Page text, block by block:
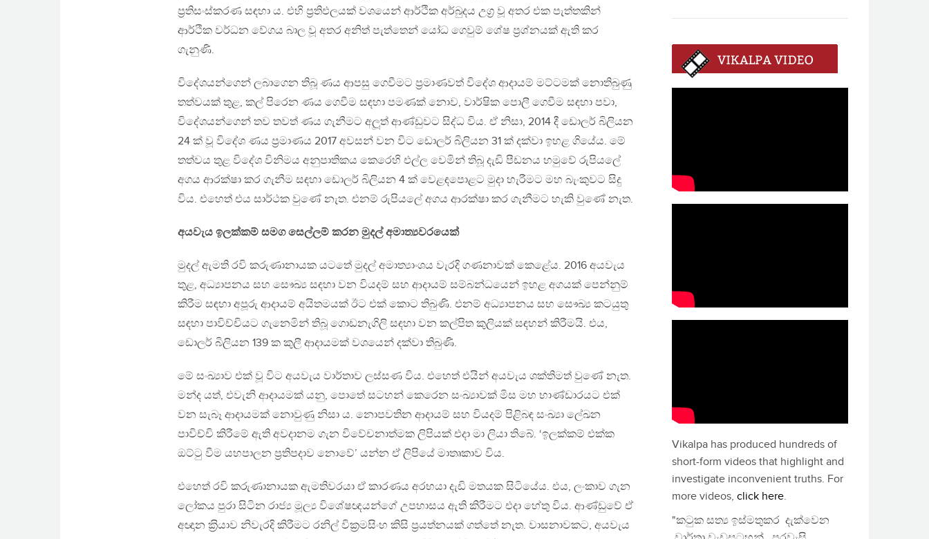
ප‍්‍රතිසංස්කරණ සඳහා ය. එහි ප‍්‍රතිඵලයක් වශයෙන් ආර්ථික අර්බුදය උග‍්‍ර වූ අතර එක පැත්තකින්
ආර්ථික වර්ධන වේගය බාල වූ අතර අනිත් පැත්තෙන් යෝධ ගෙවුම් ශේෂ ප‍්‍රශ්නයක් ඇති කර
ගැනුණි.
විදේශයන්ගෙන් ලබාගෙන තිබූ ණය ආපසු ගෙවීමට ප‍්‍රමාණවත් විදේශ ආදායම් මට්ටමක් නොතිබුණු
තත්වයක් තුළ, කල් පිරෙන ණය ගෙවීම සඳහා පමණක් නොව, වාර්ෂික පොලී ගෙවීම සඳහා පවා,
විදේශයන්ගෙන් තව තවත් ණය ගැනීමට අලූත් ආණ්ඩුවට සිද්ධ විය. ඒ නිසා, 2014 දී ඩොලර් බිලියන
24 ක් වූ විදේශ ණය ප‍්‍රමාණය 2017 අවසන් වන විට ඩොලර් බිලියන 31 ක් දක්වා ඉහළ ගියේය. මේ
තත්වය තුළ විදේශ විනිමය අනුපාතිකය කෙරෙහි එල්ල වෙමින් තිබූ දැඩි පීඩනය හමුවේ රුපියලේ
අගය ආරක්ෂා කර ගැනීම සඳහා ඩොලර් බිලියන 4 ක් වෙළඳපොළට මුදා හැරීමට මහ බැංකුවට සිදු
විය. එහෙත් එය සාර්ථක වුණේ නැත. එනම් රුපියලේ අගය ආරක්ෂා කර ගැනීමට හැකි වුණේ නැත.
අයවැය ඉලක්කම් සමග සෙල්ලම් කරන මුදල් අමාත්‍යවරයෙක්
මුදල් ඇමති රවි කරුණානායක යටතේ මුදල් අමාත්‍යාංශය වැරදි ගණනාවක් කෙළේය. 2016 අයවැය
තුළ, අධ්‍යාපනය සහ සෞඛ්‍ය සඳහා වන වියදම් සහ ආදායම් සම්බන්ධයෙන් ඉහළ අගයක් පෙන්නුම්
කිරීම සඳහා අපූරු ආදායම් අයිතමයක් ඊට එක් කොට තිබුණි. එනම් අධ්‍යාපනය සහ සෞඛ්‍ය කටයුතු
සඳහා පාවිච්චියට ගැනෙමින් තිබූ ගොඩනැගිලි සඳහා වන කල්පිත කුලියක් සඳහන් කිරීමයි. එය,
ඩොලර් බිලියන 139 ක කුලී ආදායමක් වශයෙන් දක්වා තිබුණි.
මේ සංඛ්‍යාව එක් වූ විට අයවැය වාර්තාව ලස්සණ විය. එහෙත් එයින් අයවැය ශක්තිමත් වුණේ නැත.
මන්ද යත්, එවැනි ආදායමක් යනු, පොතේ සටහන් කෙරෙන සංඛ්‍යාවක් මිස මහ භාණ්ඩාරයට එක්
වන සැබෑ ආදායමක් නොවුණු නිසා ය. නොපවතින ආදායම් සහ වියදම් පිළිබඳ සංඛ්‍යා ලේඛන
පාවිච්චි කිරීමේ ඇති අවදානම ගැන විවේචනාත්මක ලිපියක් එදා මා ලියා තිබේ. ‘ඉලක්කම් එක්ක
ඔට්ටු වීම යහපාලන ප‍්‍රතිපදාව නොවේ’ යන්න ඒ ලිපියේ මාතෘකාව විය.
එහෙත් රවි කරුණානායක ඇමතිවරයා ඒ කාරණය අරභයා දැඩි මතයක සිටියේය. එය, ලංකාව ගැන
ලෝකය පුරා සිටින රාජ්‍ය මූල්‍ය විශේෂඥයන්ගේ උපහාසය ඇති කිරීමට එදා හේතු විය. ආණ්ඩුවේ ඒ
අඥාන ක‍්‍රියාව නිවැරදි කිරීමට රනිල් වික‍්‍රමසිංහ කිසි ප‍්‍රයත්නයක් ගත්තේ නැත. වාසනාවකට, අයවැය
Vikalpa has produced hundreds of
short-form videos that highlight and
investigate inconvenient truths. For
more videos, click here.
"කටුක සත්‍ය ඉස්මතුකර දැක්වෙන